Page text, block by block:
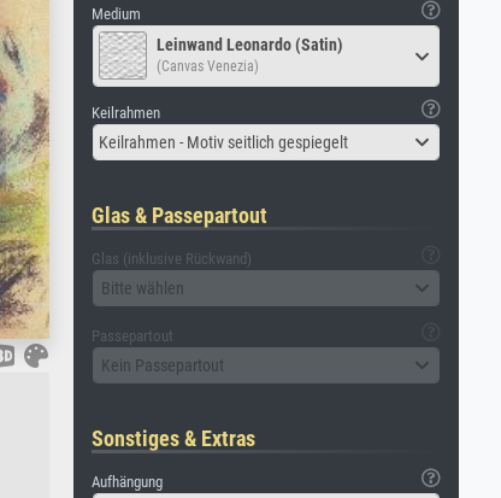
Medium
Leinwand Leonardo (Satin)
(Canvas Venezia)
Keilrahmen
Keilrahmen - Motiv seitlich gespiegelt
Glas & Passepartout
Glas (inklusive Rückwand)
Bitte wählen
Passepartout
Kein Passepartout
Sonstiges & Extras
Aufhängung